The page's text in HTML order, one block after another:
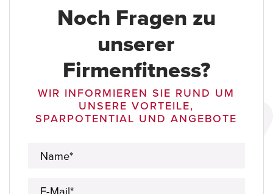
Noch Fragen zu
unserer
Firmenfitness?
WIR INFORMIEREN SIE RUND UM
UNSERE VORTEILE,
SPARPOTENTIAL UND ANGEBOTE
Name*
E-Mail*